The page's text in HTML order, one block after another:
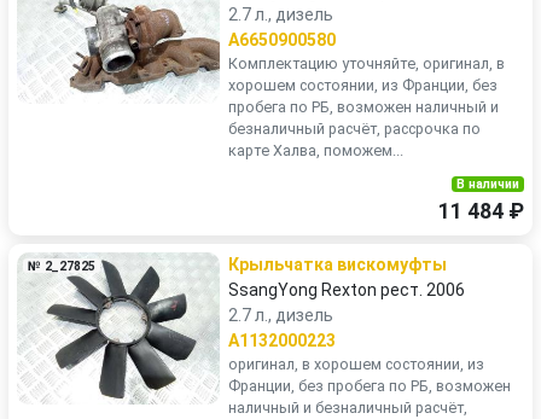
2.7 л., дизель
A6650900580
Комплектацию уточняйте, оригинал, в
хорошем состоянии, из Франции, без
пробега по РБ, возможен наличный и
безналичный расчёт, рассрочка по
карте Халва, поможем...
В наличии
11 484 ₽
№ 2_27825
Крыльчатка вискомуфты
SsangYong Rexton рест. 2006
2.7 л., дизель
A1132000223
оригинал, в хорошем состоянии, из
Франции, без пробега по РБ, возможен
наличный и безналичный расчёт,